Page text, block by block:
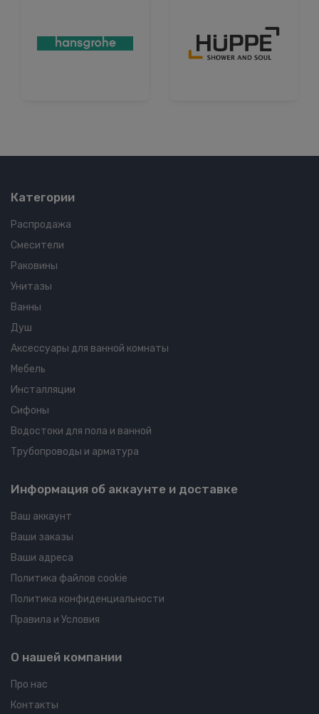
Категории
Распродажа
Смесители
Раковины
Унитазы
Ванны
Душ
Аксессуары для ванной комнаты
Мебель
Инсталляции
Сифоны
Водостоки для пола и ванной
Трубопроводы и арматура
Информация об аккаунте и доставке
Ваш аккаунт
Ваши заказы
Ваши адреса
Политика файлов cookie
Политика конфиденциальности
Правила и Условия
О нашей компании
Про нас
Контакты